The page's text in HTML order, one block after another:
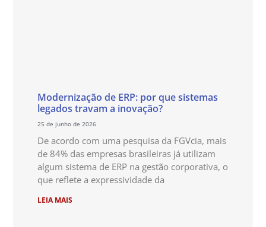
Modernização de ERP: por que sistemas
legados travam a inovação?
25 de junho de 2026
De acordo com uma pesquisa da FGVcia, mais
de 84% das empresas brasileiras já utilizam
algum sistema de ERP na gestão corporativa, o
que reflete a expressividade da
LEIA MAIS